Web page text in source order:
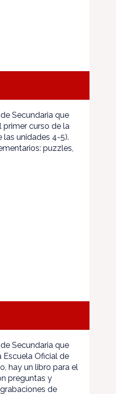
Secundaria que
curso de la
las unidades 4-5).
puzzles,
Secundaria que
Oficial de
hay un libro para el
preguntas y
de